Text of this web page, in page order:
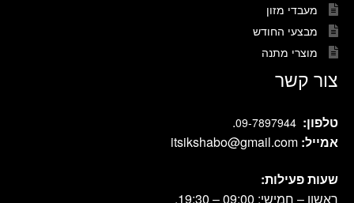
מעבדי מזון
מבצעי החודש
מוצרי מתנה
צור קשר
טלפון: 09-7897944
.
אמייל: itsikshabo@gmail.com
שעות פעילות:
ראשון – חמישי: 09:00 – 19:30.